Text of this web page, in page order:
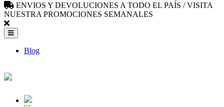
ENVIOS Y DEVOLUCIONES A TODO EL PAÍS / VISITA
NUESTRA PROMOCIONES SEMANALES
Blog